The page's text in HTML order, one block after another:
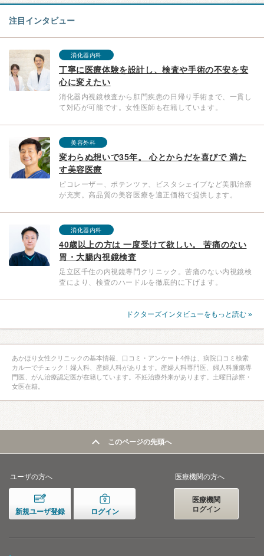
注目インタビュー
消化器内科
丁寧に医療体験を設計し、検査や手術の不安を安
心に変えたい
消化器内視鏡検査から肛門疾患の日帰り手術まで、一貫し
て対応が可能です。女性医師も在籍しています。
美容外科
変わらぬ想いで35年。 心とからだを喜びで 満た
す美容医療
ピコレーザー、ポテンツァ、ビスタシェイプなど美肌治療
が充実。高品質の美容医療を適正価格で提供します。
消化器内科
40歳以上の方は 一度受けて欲しい。 苦痛のない
胃・大腸内視鏡検査
足立区千住の内視鏡専門クリニック。苦痛のない内視鏡検
査により、検査のハードルを徹底的に下げます。
ドクターズインタビューをもっと読む »
あかほり女性クリニックの基本情報、口コミ・アンケート4件は、病院口コミ検索
カルーでチェック！婦人科、産婦人科があります。産婦人科専門医、婦人科腫瘍専
門医、がん治療認定医が在籍しています。不妊治療外来があります。土曜日診察・
女医在籍。
このページの先頭へ
ユーザの方へ
新規ユーザ登録 ログイン
医療機関の方へ
医療機関
ログイン